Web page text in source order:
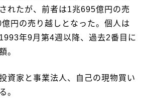
れたが、前者は1兆695億円の売
円の売り越しとなった。個人は
年9月第4週以降、過去2番目に
。
資家と事業法人、自己の現物買い
。